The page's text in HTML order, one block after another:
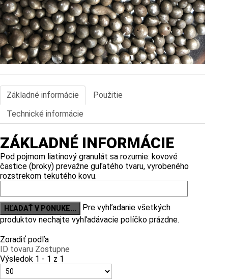
Základné informácie
Použitie
Technické informácie
ZÁKLADNÉ INFORMÁCIE
Pod pojmom liatinový granulát sa rozumie: kovové
častice (broky) prevažne guľatého tvaru, vyrobeného
rozstrekom tekutého kovu.
Pre vyhľadanie všetkých
produktov nechajte vyhľadávacie políčko prázdne.
Zoradiť podľa
ID tovaru Zostupne
Výsledok 1 - 1 z 1